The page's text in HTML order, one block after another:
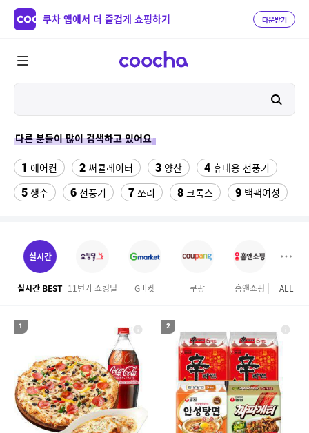
쿠차 앱에서 더 즐겁게 쇼핑하기 다운받기
다른 분들이 많이 검색하고 있어요
1 에어컨 2 써큘레이터 3 양산 4 휴대용 선풍기
5 생수 6 선풍기 7 쪼리 8 크록스 9 백팩여성
12 실외기없는 에어컨
14 백골뱅이
17 천안소노벨 워터파크 18 차량햇빛가리개
메가
ALL
실시간
실시간 BEST 11번가 쇼킹딜 G마켓 쿠팡 홈앤쇼핑 하이
1 2